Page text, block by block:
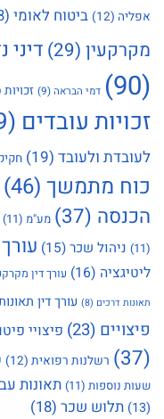
אפליה (12) ביטוח לאומי (18)
מקרקעין (29) דיני
(90)
דמי הבראה(9)
זכויות עובדים (59)
לעובדת ולעובד (19)
כוח מתמשך (46)
הכנסה (37) מע"מ (11)
(11)
ניהול שכר(15)
ליטיגציה (16) עורך דין
תאונות דרכים (8) עורך דין
פיצויים (23) פיצויי
(37)
רשלנות רפואית (12)
שעות נוספות (11) תאונות
(13)
תלוש שכר (18)